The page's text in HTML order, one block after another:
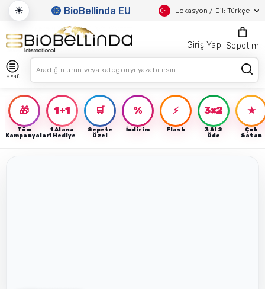
☀ BioBellinda EU Lokasyon / Dil: Türkçe
Giriş Yap Sepetim
MENÜ
🎁
Tüm
Kampanyalar
1+1
1 Alana
1 Hediye
🛒
Sepete
Özel
%
İndirim
⚡
Flash
3×2
3 Al 2
Öde
★
Çok
Satan